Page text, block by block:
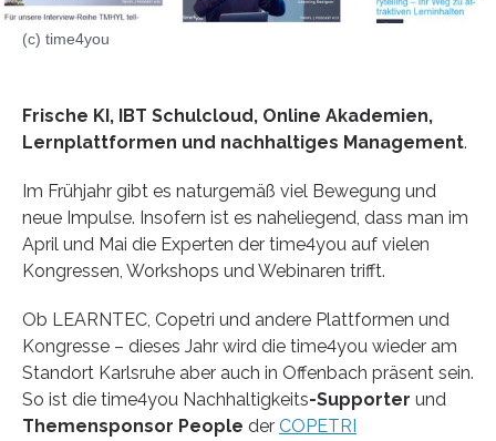
(c) time4you
Frische KI, IBT Schulcloud, Online Akademien,
Lernplattformen und nachhaltiges Management.
Im Frühjahr gibt es naturgemäß viel Bewegung und
neue Impulse. Insofern ist es naheliegend, dass man im
April und Mai die Experten der time4you auf vielen
Kongressen, Workshops und Webinaren trifft.
Ob LEARNTEC, Copetri und andere Plattformen und
Kongresse – dieses Jahr wird die time4you wieder am
Standort Karlsruhe aber auch in Offenbach präsent sein.
So ist die time4you Nachhaltigkeits-Supporter und
Themensponsor People der COPETRI